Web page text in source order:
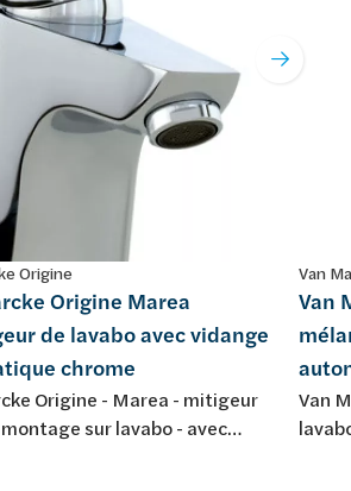
Origine
Origine Marea
de lavabo avec vidange
chrome
Origine - Marea - mitigeur
sur lavabo - avec
Van
Van
Van